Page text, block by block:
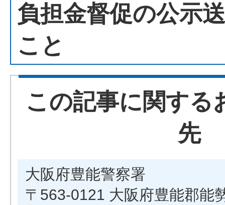
負担金督促の公示
こと
この記事に関する
先
大阪府豊能警察署
〒563-0121 大阪府豊能郡能